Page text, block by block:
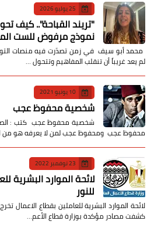
25 يوليو 2026
​"تريند القباحة".. كيف
نموذج مرفوض للست
محمد أبو سيف ​في زمن تصدّرت فيه منصات
لم يعد غريباً أن تنقلب المفاهيم وتتحول …
10 يونيو 2021
شخصية محفوظ عجب
شخصية محفوظ عجب كتب :
محفوظ عجب ومحفوظ عجب لمن لا يعرفه هو من
23 نوفمبر 2022
لائحة الموارد البشرية
للنور
لائحة الموارد البشرية للعاملين بقطاع الاعمال
كشفت مصادر مؤكدة بوزارة قطاع الأعم…